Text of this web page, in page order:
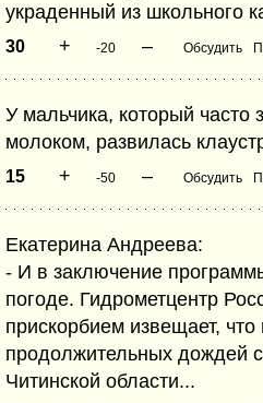
украденный из школьного
30 + -20 – Обсудить
У мальчика, который часто
молоком, развилась
15 + -50 – Обсудить
Екатерина Андреева:
- И в заключение
погоде. Гидрометцентр
прискорбием извещает,
продолжительных дождей
Читинской области...